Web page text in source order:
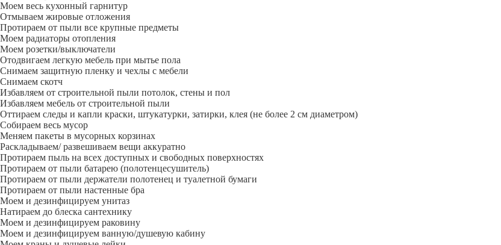
Моем весь кухонный гарнитур
Отмываем жировые отложения
Протираем от пыли все крупные предметы
Моем радиаторы отопления
Моем розетки/выключатели
Отодвигаем легкую мебель при мытье пола
Снимаем защитную пленку и чехлы с мебели
Снимаем скотч
Избавляем от строительной пыли потолок, стены и пол
Избавляем мебель от строительной пыли
Оттираем следы и капли краски, штукатурки, затирки, клея (не более 2 см диаметром)
Собираем весь мусор
Меняем пакеты в мусорных корзинах
Раскладываем/ развешиваем вещи аккуратно
Протираем пыль на всех доступных и свободных поверхностях
Протираем от пыли батарею (полотенцесушитель)
Протираем от пыли держатели полотенец и туалетной бумаги
Протираем от пыли настенные бра
Моем и дезинфицируем унитаз
Натираем до блеска сантехнику
Моем и дезинфицируем раковину
Моем и дезинфицируем ванную/душевую кабину